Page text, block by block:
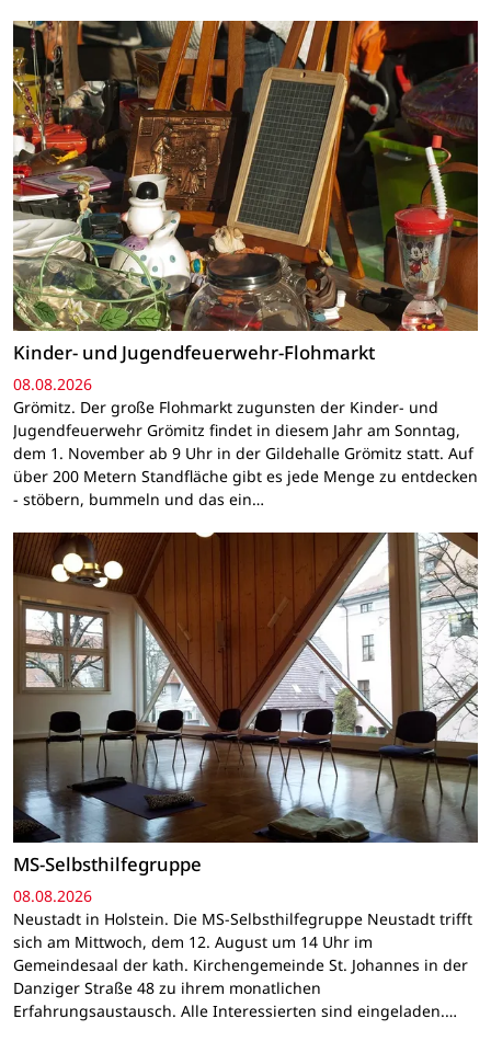
Kinder- und Jugendfeuerwehr-Flohmarkt
08.08.2026
Grömitz. Der große Flohmarkt zugunsten der Kinder- und
Jugendfeuerwehr Grömitz findet in diesem Jahr am Sonntag,
dem 1. November ab 9 Uhr in der Gildehalle Grömitz statt. Auf
über 200 Metern Standfläche gibt es jede Menge zu entdecken
- stöbern, bummeln und das ein…
MS-Selbsthilfegruppe
08.08.2026
Neustadt in Holstein. Die MS-Selbsthilfegruppe Neustadt trifft
sich am Mittwoch, dem 12. August um 14 Uhr im
Gemeindesaal der kath. Kirchengemeinde St. Johannes in der
Danziger Straße 48 zu ihrem monatlichen
Erfahrungsaustausch. Alle Interessierten sind eingeladen.…